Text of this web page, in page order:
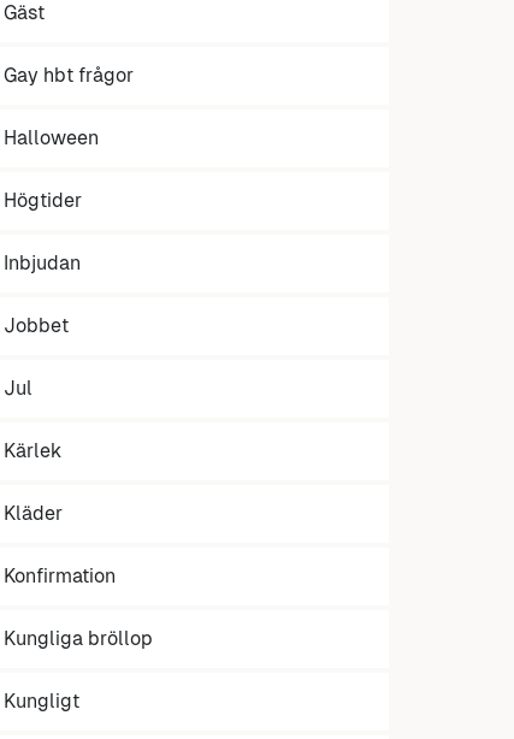
Gäst
Gay hbt frågor
Halloween
Högtider
Inbjudan
Jobbet
Jul
Kärlek
Kläder
Konfirmation
Kungliga bröllop
Kungligt